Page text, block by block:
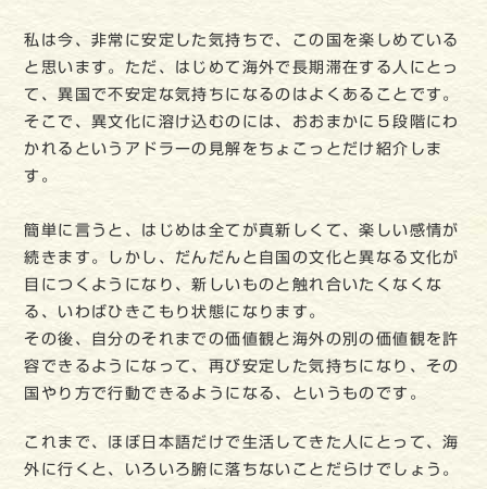
私は今、非常に安定した気持ちで、この国を楽しめている
と思います。ただ、はじめて海外で長期滞在する人にとっ
て、異国で不安定な気持ちになるのはよくあることです。
そこで、異文化に溶け込むのには、おおまかに５段階にわ
かれるというアドラーの見解をちょこっとだけ紹介しま
す。
簡単に言うと、はじめは全てが真新しくて、楽しい感情が
続きます。しかし、だんだんと自国の文化と異なる文化が
目につくようになり、新しいものと触れ合いたくなくな
る、いわばひきこもり状態になります。
その後、自分のそれまでの価値観と海外の別の価値観を許
容できるようになって、再び安定した気持ちになり、その
国やり方で行動できるようになる、というものです。
これまで、ほぼ日本語だけで生活してきた人にとって、海
外に行くと、いろいろ腑に落ちないことだらけでしょう。